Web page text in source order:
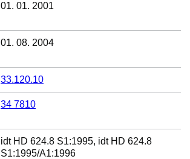
01. 01. 2001
01. 08. 2004
33.120.10
34 7810
idt HD 624.8 S1:1995, idt HD 624.8
S1:1995/A1:1996